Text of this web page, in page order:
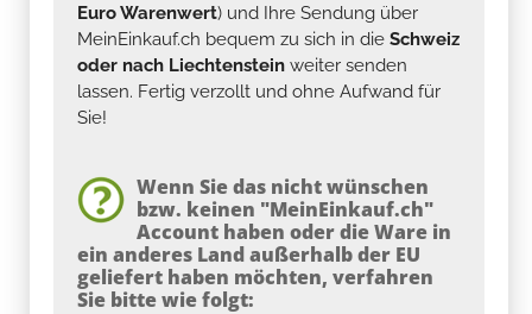
Euro Warenwert) und Ihre Sendung über
MeinEinkauf.ch bequem zu sich in die Schweiz
oder nach Liechtenstein weiter senden
lassen. Fertig verzollt und ohne Aufwand für
Sie!
Wenn Sie das nicht wünschen
bzw. keinen "MeinEinkauf.ch"
Account haben oder die Ware in
ein anderes Land außerhalb der EU
geliefert haben möchten, verfahren
Sie bitte wie folgt: